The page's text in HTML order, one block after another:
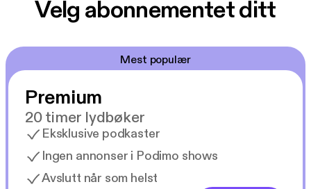
Velg abonnementet ditt
Mest populær
Premium
20 timer lydbøker
Eksklusive podkaster
Ingen annonser i Podimo shows
Avslutt når som helst